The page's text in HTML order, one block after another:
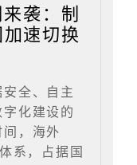
袭：制
速切换
全、自主
化建设的
，海外
系，占据国